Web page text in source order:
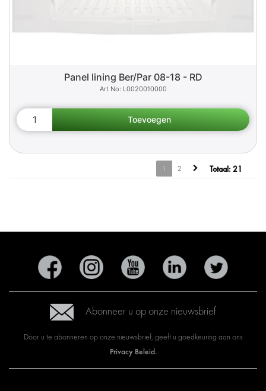
Panel lining Ber/Par 08-18 - RD
L0020010000
1 2 Totaal: 21
Abonneer u op onze nieuwsbrief
Door u te abonneren op onze nieuwsbrief, geeft u goedkeuring aan ons
Privacy Beleid.